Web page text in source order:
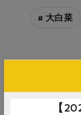
# 大白菜
你可
【